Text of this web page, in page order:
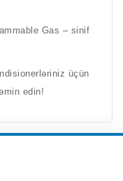
Gas – sinif
üçün
edin!